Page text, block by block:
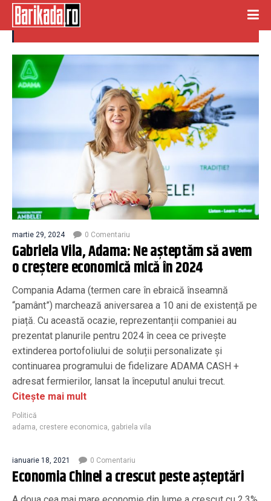
crestere economica
martie 29, 2024 0 Comentariu
Gabriela Vila, Adama: Ne așteptăm să avem
o creștere economică mică în 2024
Compania Adama (termen care în ebraică înseamnă
“pamânt”) marchează aniversarea a 10 ani de existență pe
piață. Cu această ocazie, reprezentanții companiei au
prezentat planurile pentru 2024 în ceea ce privește
extinderea portofoliului de soluții personalizate și
continuarea programului de fidelizare ADAMA CASH +
adresat fermierilor, lansat la începutul anului trecut.
Citește mai mult
Politică
adama, crestere economica, gabriela vila
ianuarie 18, 2021 0 Comentariu
Economia Chinei a crescut peste aşteptări